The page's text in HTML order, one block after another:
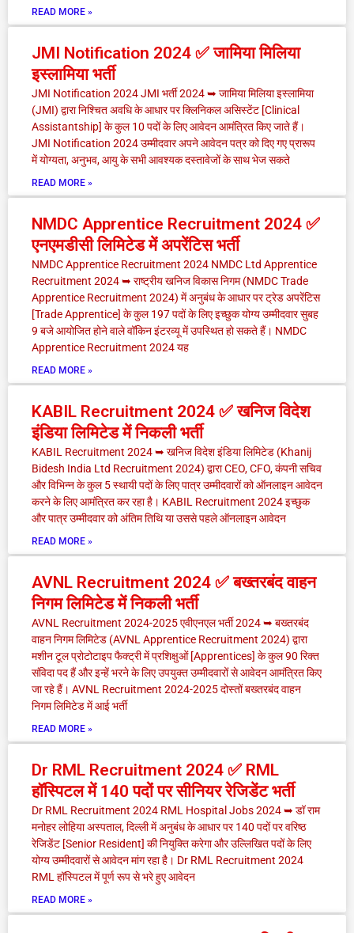
READ MORE »
JMI Notification 2024 ✅ जामिया मिलिया
इस्लामिया भर्ती
JMI Notification 2024 JMI भर्ती 2024 ➥ जामिया मिलिया इस्लामिया
(JMI) द्वारा निश्चित अवधि के आधार पर क्लिनिकल असिस्टेंट [Clinical
Assistantship] के कुल 10 पदों के लिए आवेदन आमंत्रित किए जाते हैं।
JMI Notification 2024 उम्मीदवार अपने आवेदन पत्र को दिए गए प्रारूप
में योग्यता, अनुभव, आयु के सभी आवश्यक दस्तावेजों के साथ भेज सकते
READ MORE »
NMDC Apprentice Recruitment 2024 ✅
एनएमडीसी लिमिटेड में अपरेंटिस भर्ती
NMDC Apprentice Recruitment 2024 NMDC Ltd Apprentice
Recruitment 2024 ➥ राष्ट्रीय खनिज विकास निगम (NMDC Trade
Apprentice Recruitment 2024) में अनुबंध के आधार पर ट्रेड अपरेंटिस
[Trade Apprentice] के कुल 197 पदों के लिए इच्छुक योग्य उम्मीदवार सुबह
9 बजे आयोजित होने वाले वॉकिन इंटरव्यू में उपस्थित हो सकते हैं। NMDC
Apprentice Recruitment 2024 यह
READ MORE »
KABIL Recruitment 2024 ✅ खनिज विदेश
इंडिया लिमिटेड में निकली भर्ती
KABIL Recruitment 2024 ➥ खनिज विदेश इंडिया लिमिटेड (Khanij
Bidesh India Ltd Recruitment 2024) द्वारा CEO, CFO, कंपनी सचिव
और विभिन्न के कुल 5 स्थायी पदों के लिए पात्र उम्मीदवारों को ऑनलाइन आवेदन
करने के लिए आमंत्रित कर रहा है। KABIL Recruitment 2024 इच्छुक
और पात्र उम्मीदवार को अंतिम तिथि या उससे पहले ऑनलाइन आवेदन
READ MORE »
AVNL Recruitment 2024 ✅ बख्तरबंद वाहन
निगम लिमिटेड में निकली भर्ती
AVNL Recruitment 2024-2025 एवीएनएल भर्ती 2024 ➥ बख्तरबंद
वाहन निगम लिमिटेड (AVNL Apprentice Recruitment 2024) द्वारा
मशीन टूल प्रोटोटाइप फैक्ट्री में प्रशिक्षुओं [Apprentices] के कुल 90 रिक्त
संविदा पद हैं और इन्हें भरने के लिए उपयुक्त उम्मीदवारों से आवेदन आमंत्रित किए
जा रहे हैं। AVNL Recruitment 2024-2025 दोस्तों बख्तरबंद वाहन
निगम लिमिटेड में आई भर्ती
READ MORE »
Dr RML Recruitment 2024 ✅ RML
हॉस्पिटल में 140 पदों पर सीनियर रेजिडेंट भर्ती
Dr RML Recruitment 2024 RML Hospital Jobs 2024 ➥ डॉ राम
मनोहर लोहिया अस्पताल, दिल्ली में अनुबंध के आधार पर 140 पदों पर वरिष्ठ
रेजिडेंट [Senior Resident] की नियुक्ति करेगा और उल्लिखित पदों के लिए
योग्य उम्मीदवारों से आवेदन मांग रहा है। Dr RML Recruitment 2024
RML हॉस्पिटल में पूर्ण रूप से भरे हुए आवेदन
READ MORE »